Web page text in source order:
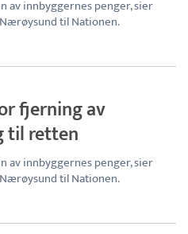
av innbyggernes penger, sier
til Nationen.
fjerning av
til retten
av innbyggernes penger, sier
til Nationen.